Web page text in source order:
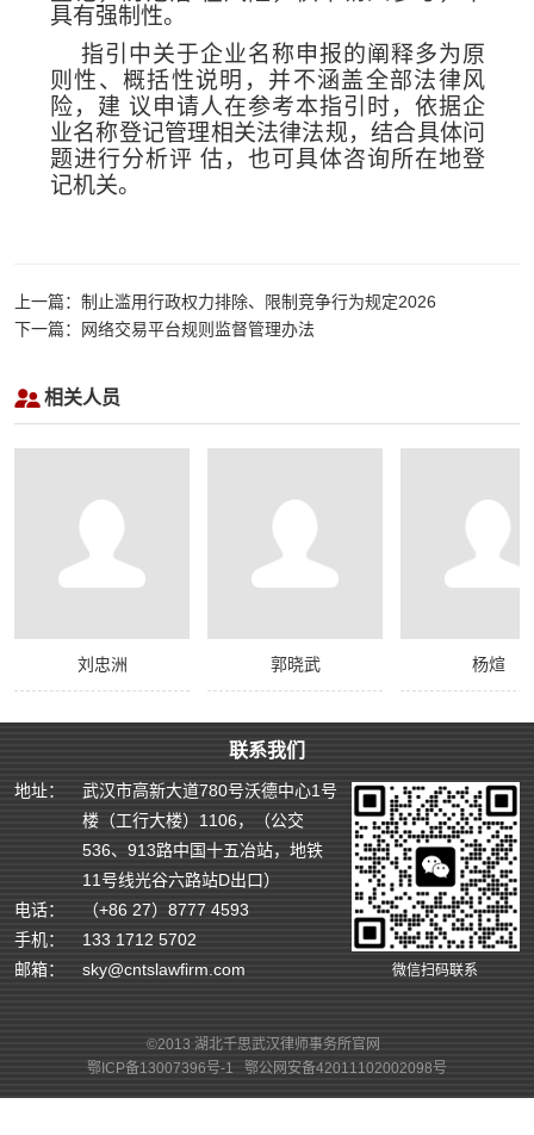
具有强制性。
指引中关于企业名称申报的阐释多为原
则性、概括性说明，并不涵盖全部法律风
险，建 议申请人在参考本指引时，依据企
业名称登记管理相关法律法规，结合具体问
题进行分析评 估，也可具体咨询所在地登
记机关。
上一篇：制止滥用行政权力排除、限制竞争行为规定2026
下一篇：网络交易平台规则监督管理办法
相关人员
刘忠洲 郭晓武 杨煊
联系我们
地址：
武汉市高新大道780号沃德中心1号
楼（工行大楼）1106，（公交
536、913路中国十五冶站，地铁
11号线光谷六路站D出口）
电话：
（+86 27）8777 4593
手机：
133 1712 5702
邮箱：
sky@cntslawfirm.com 微信扫码联系
©2013 湖北千思武汉律师事务所官网
鄂ICP备13007396号-1
鄂公网安备42011102002098号